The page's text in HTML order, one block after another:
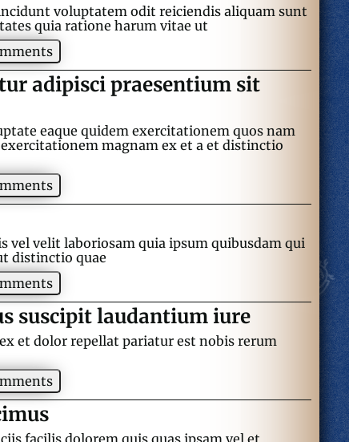
voluptatem odit reiciendis aliquam sunt
quia ratione harum vitae ut
adipisci praesentium sit
eaque quidem exercitationem quos nam
magnam ex et a et distinctio
vel velit laboriosam quia ipsum quibusdam qui
distinctio quae
suscipit laudantium iure
et dolor repellat pariatur est nobis rerum
facilis dolorem quis quas ipsam vel et